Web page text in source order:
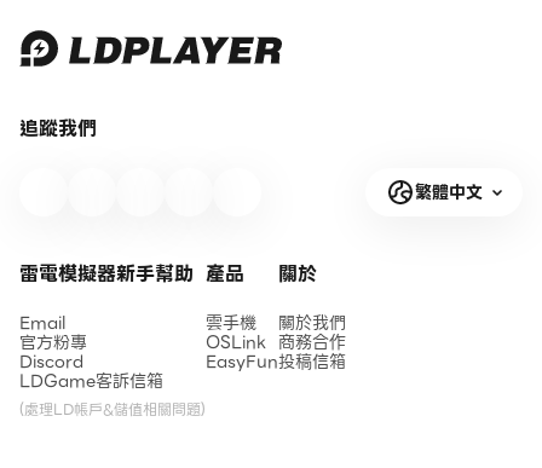
追蹤我們
繁體中文
雷電模擬器新手幫助
Email
官方粉專
Discord
LDGame客訴信箱
(處理LD帳戶&儲值相關問題)
產品
雲手機
OSLink
EasyFun
關於
關於我們
商務合作
投稿信箱